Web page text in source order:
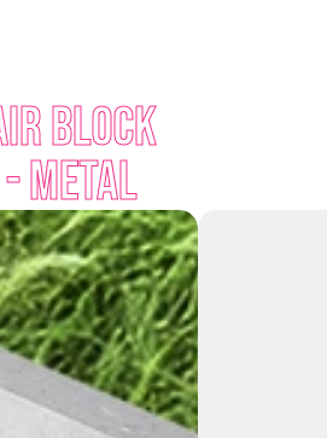
high resistance to frost, rain,
and palisades of the same
unified impression throughout the
that will bring you joy for many
Block
Metal